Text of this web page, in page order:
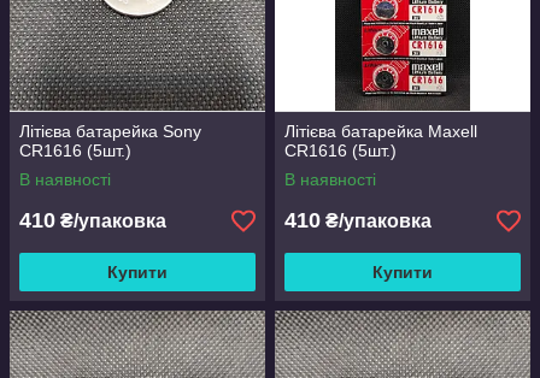
Літієва батарейка Sony
CR1616 (5шт.)
В наявності
410 ₴/упаковка
Купити
Літієва батарейка Maxell
CR1616 (5шт.)
В наявності
410 ₴/упаковка
Купити